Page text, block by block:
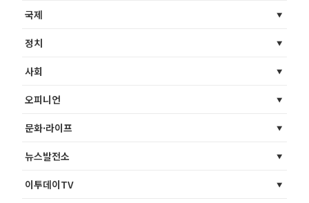
국제
정치
사회
오피니언
문화·라이프
뉴스발전소
이투데이TV